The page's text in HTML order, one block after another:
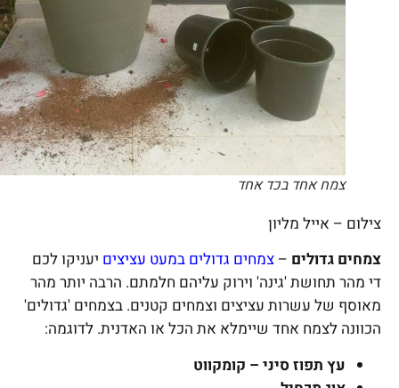
צמח אחד בכד אחד
צילום – אייל מליון
צמחים גדולים– צמחים גדולים במעט עציציםיעניקו לכם
די מהר תחושת 'גינה' וירוק עליהם חלמתם. הרבה יותר מהר
מאוסף של עשרות עציצים וצמחים קטנים. בצמחים 'גדולים'
הכוונה לצמח אחד שיימלא את הכל או האדנית. לדוגמה:
עץ תפוז סיני – קומקווט